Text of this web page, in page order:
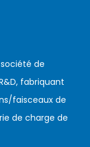
de
fabriquant
faisceaux de
de charge de